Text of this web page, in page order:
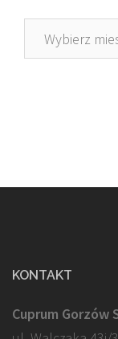
Archiwa
KONTAKT
Cuprum Gorzów